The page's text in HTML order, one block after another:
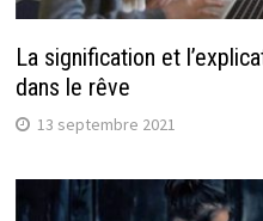
La signification et
dans le rêve
13 septembre 2021